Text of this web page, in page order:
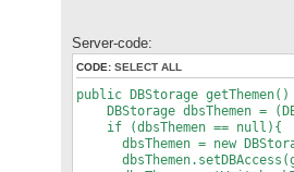
CREATE TABLE "WISSENSSTAND"
"THEMA" VARCHAR2(256) NOT
"MITARBEITER" NUMBER(11,0)
"WISSENSSTAND"
"INTERESSE" NUMBER(1,0)
CONSTRAINT
CONSTRAINT
Server-code:
CODE: SELECT ALL
public DBStorage
DBStorage dbsThemen =
if (dbsThemen == null){
dbsThemen = new